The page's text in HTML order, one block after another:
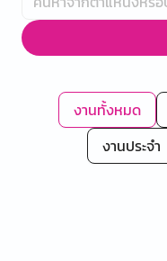
งานทั้งหมด
งานประจำ